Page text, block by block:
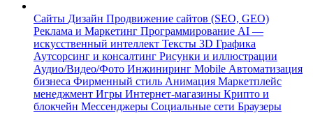
Сайты Дизайн Продвижение сайтов (SEO, GEO)
Реклама и Маркетинг Программирование AI —
искусственный интеллект Тексты 3D Графика
Аутсорсинг и консалтинг Рисунки и иллюстрации
Аудио/Видео/Фото Инжиниринг Mobile Автоматизация
бизнеса Фирменный стиль Анимация Маркетплейс
менеджмент Игры Интернет-магазины Крипто и
блокчейн Мессенджеры Социальные сети Браузеры